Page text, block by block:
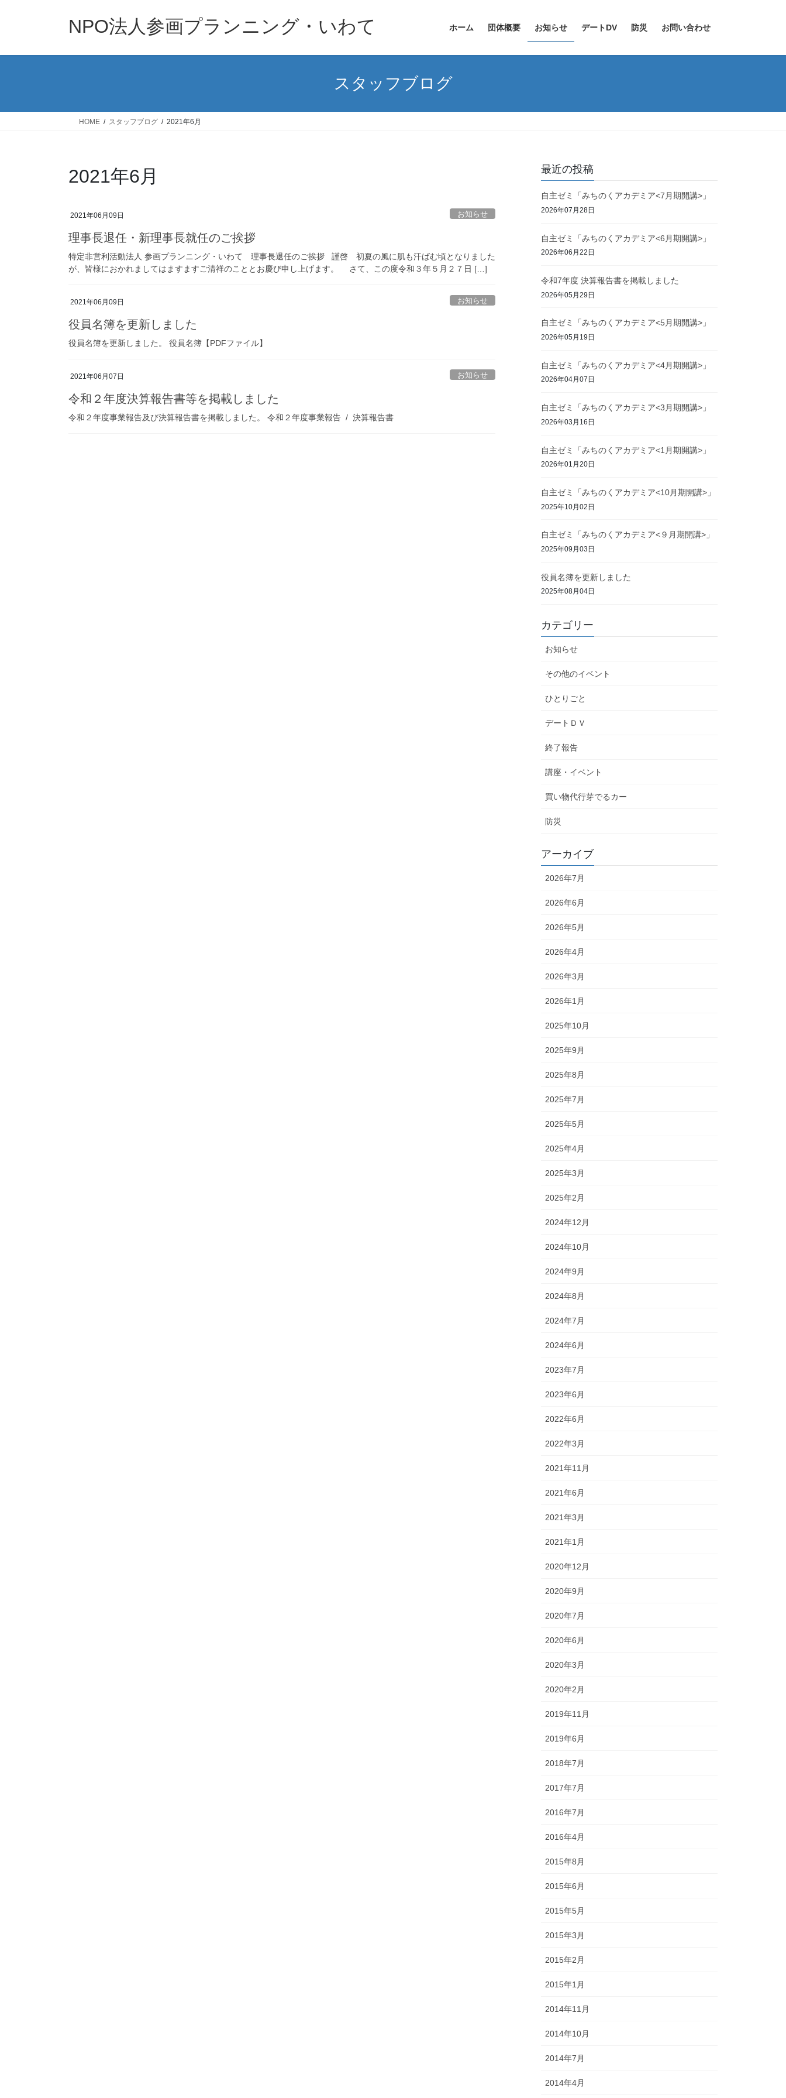
NPO法人参画プランニング・いわて ホーム 団体概要 お知らせ デートDV 防災 お問い合わせ
スタッフブログ
HOME スタッフブログ 2021年6月
2021年6月
2021年06月09日 お知らせ
理事長退任・新理事長就任のご挨拶
特定非営利活動法人 参画プランニング・いわて 理事長退任のご挨拶 謹啓 初夏の風に肌も汗ばむ頃となりました
が、皆様におかれましてはますますご清祥のこととお慶び申し上げます。 さて、この度令和３年５月２７日 […]
2021年06月09日 お知らせ
役員名簿を更新しました
役員名簿を更新しました。 役員名簿【PDFファイル】
2021年06月07日 お知らせ
令和２年度決算報告書等を掲載しました
令和２年度事業報告及び決算報告書を掲載しました。 令和２年度事業報告 / 決算報告書
最近の投稿
自主ゼミ「みちのくアカデミア<7月期開講>」
2026年07月28日
自主ゼミ「みちのくアカデミア<6月期開講>」
2026年06月22日
令和7年度 決算報告書を掲載しました
2026年05月29日
自主ゼミ「みちのくアカデミア<5月期開講>」
2026年05月19日
自主ゼミ「みちのくアカデミア<4月期開講>」
2026年04月07日
自主ゼミ「みちのくアカデミア<3月期開講>」
2026年03月16日
自主ゼミ「みちのくアカデミア<1月期開講>」
2026年01月20日
自主ゼミ「みちのくアカデミア<10月期開講>」
2025年10月02日
自主ゼミ「みちのくアカデミア<９月期開講>」
2025年09月03日
役員名簿を更新しました
2025年08月04日
カテゴリー
お知らせ
その他のイベント
ひとりごと
デートＤＶ
終了報告
講座・イベント
買い物代行芽でるカー
防災
アーカイブ
2026年7月
2026年6月
2026年5月
2026年4月
2026年3月
2026年1月
2025年10月
2025年9月
2025年8月
2025年7月
2025年5月
2025年4月
2025年3月
2025年2月
2024年12月
2024年10月
2024年9月
2024年8月
2024年7月
2024年6月
2023年7月
2023年6月
2022年6月
2022年3月
2021年11月
2021年6月
2021年3月
2021年1月
2020年12月
2020年9月
2020年7月
2020年6月
2020年3月
2020年2月
2019年11月
2019年6月
2018年7月
2017年7月
2016年7月
2016年4月
2015年8月
2015年6月
2015年5月
2015年3月
2015年2月
2015年1月
2014年11月
2014年10月
2014年7月
2014年4月